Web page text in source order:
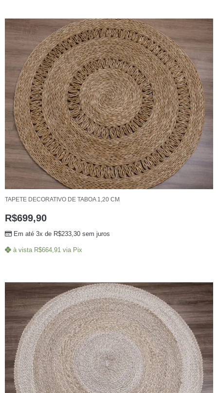
TAPETE DECORATIVO DE TABOA 1,20 CM
R$699,90
Em até 3x de R$233,30 sem juros
à vista R$664,91 via Pix